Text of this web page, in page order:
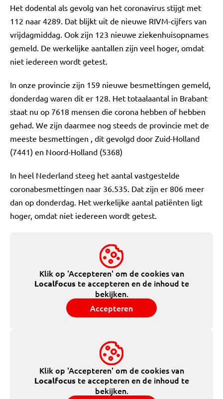
Het dodental als gevolg van het coronavirus stijgt met
112 naar 4289. Dat blijkt uit de nieuwe RIVM-cijfers van
vrijdagmiddag. Ook zijn 123 nieuwe ziekenhuisopnames
gemeld. De werkelijke aantallen zijn veel hoger, omdat
niet iedereen wordt getest.
In onze provincie zijn 159 nieuwe besmettingen gemeld,
donderdag waren dit er 128. Het totaalaantal in Brabant
staat nu op 7618 mensen die corona hebben of hebben
gehad. We zijn daarmee nog steeds de provincie met de
meeste besmettingen , dit gevolgd door Zuid-Holland
(7441) en Noord-Holland (5368)
In heel Nederland steeg het aantal vastgestelde
coronabesmettingen naar 36.535. Dat zijn er 806 meer
dan op donderdag. Het werkelijke aantal patiënten ligt
hoger, omdat niet iedereen wordt getest.
Klik op 'Accepteren' om de cookies van
Localfocus te accepteren en de inhoud te
bekijken.
Accepteren
Klik op 'Accepteren' om de cookies van
Localfocus te accepteren en de inhoud te
bekijken.